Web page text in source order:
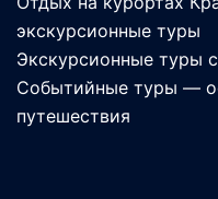
экскурсионные туры
Экскурсионные туры
Событийные туры —
путешествия